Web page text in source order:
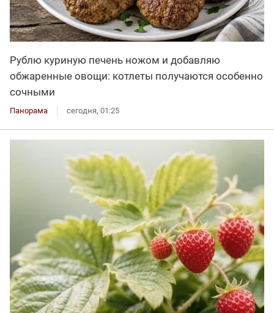
Рублю куриную печень ножом и добавляю
обжаренные овощи: котлеты получаются особенно
сочными
Панорама сегодня, 01:25